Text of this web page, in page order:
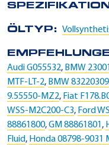
ÖLTYP:
Audi G055532, BMW
MTF-LT-2, BMW
9.55550-MZ2, Fiat
WSS-M2C200-C3, Ford
88861800,GM 88861801 ,
Fluid, Honda 08798-9031